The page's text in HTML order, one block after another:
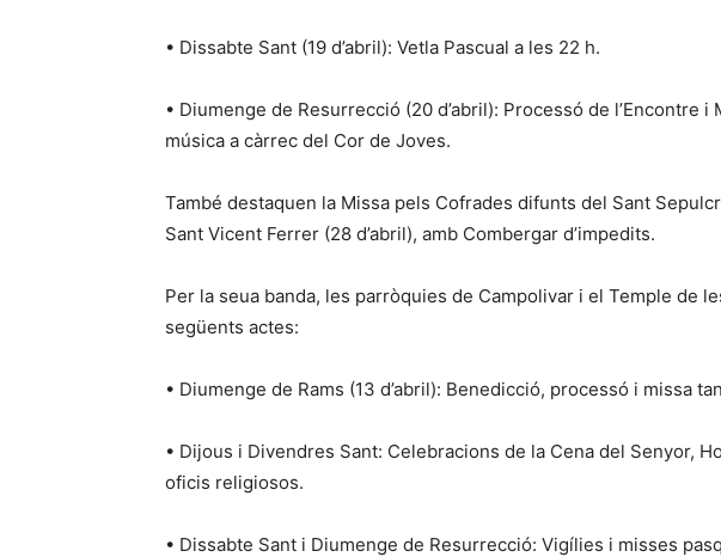
• Dissabte Sant (19 d’abril): Vetla Pascual a les 22 h.
• Diumenge de Resurrecció (20 d’abril): Processó de l’Encontre
música a càrrec del Cor de Joves.
També destaquen la Missa pels Cofrades difunts del Sant
Sant Vicent Ferrer (28 d’abril), amb Combergar d’impedits.
Per la seua banda, les parròquies de Campolivar i el Temple de
següents actes:
• Diumenge de Rams (13 d’abril): Benedicció, processó i missa
• Dijous i Divendres Sant: Celebracions de la Cena del Senyor,
oficis religiosos.
• Dissabte Sant i Diumenge de Resurrecció: Vigílies i misses